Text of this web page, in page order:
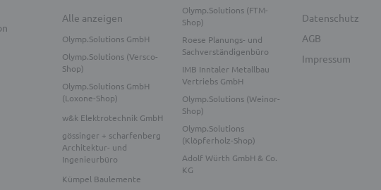
Alle anzeigen
Olymp.Solutions GmbH
Olymp.Solutions (Versco-
Shop)
Olymp.Solutions GmbH
(Loxone-Shop)
w&k Elektrotechnik GmbH
gössinger + scharfenberg
Architektur- und
Ingenieurbüro
Kümpel Baulemente
Olymp.Solutions (FTM-
Shop)
Roese Planungs- und
Sachverständigenbüro
IMB Inntaler Metallbau
Vertriebs GmbH
Olymp.Solutions (Weinor-
Shop)
Olymp.Solutions
(Klöpferholz-Shop)
Adolf Würth GmbH & Co.
KG
Datenschutz
AGB
Impressum